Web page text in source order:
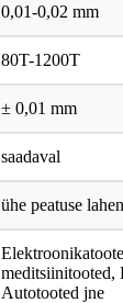
0,01-0,02 mm
80T-1200T
± 0,01 mm
saadaval
ühe peatuse
meditsiinitooted,
Autotooted jne